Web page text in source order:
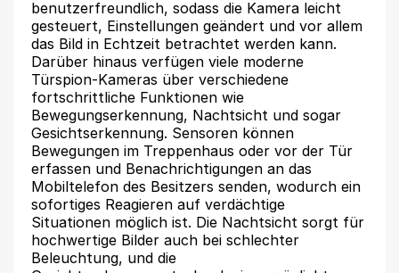
benutzerfreundlich, sodass die Kamera leicht
gesteuert, Einstellungen geändert und vor allem
das Bild in Echtzeit betrachtet werden kann.
Darüber hinaus verfügen viele moderne
Türspion-Kameras über verschiedene
fortschrittliche Funktionen wie
Bewegungserkennung, Nachtsicht und sogar
Gesichtserkennung. Sensoren können
Bewegungen im Treppenhaus oder vor der Tür
erfassen und Benachrichtigungen an das
Mobiltelefon des Besitzers senden, wodurch ein
sofortiges Reagieren auf verdächtige
Situationen möglich ist. Die Nachtsicht sorgt für
hochwertige Bilder auch bei schlechter
Beleuchtung, und die